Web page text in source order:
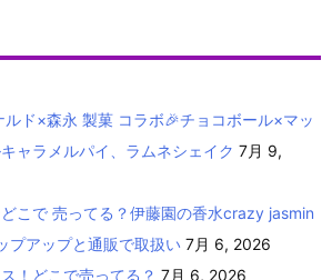
ド×森永 製菓 コラボ🎉チョコボール×マッ
ャラメルパイ、ラムネシェイク 7月 9,
こで 売ってる？伊藤園の香水crazy jasmin
アップと通販で取扱い 7月 6, 2026
！どこで売ってる？ 7月 6, 2026